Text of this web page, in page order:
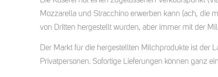
Mozzarella und Stracchino erwerben kann (ach, die
von Dritten hergestellt wurden, aber immer mit der
Der Markt für die hergestellten Milchprodukte ist der
Privatpersonen. Sofortige Lieferungen können ganz